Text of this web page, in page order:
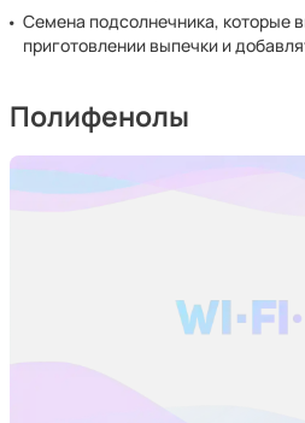
Семена подсолнечника, которые
приготовлении выпечки и
Полифенолы